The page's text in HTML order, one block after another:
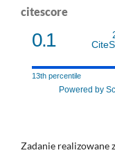
citescore
0.1
13th percentile
Powered by
Zadanie realizowane